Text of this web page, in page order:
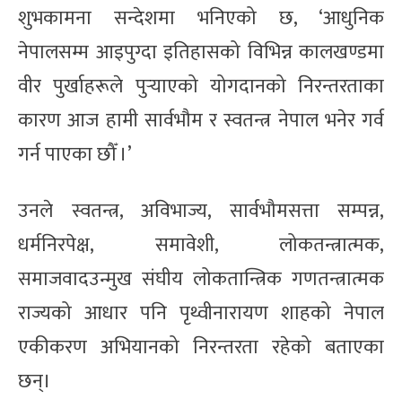
शुभकामना सन्देशमा भनिएको छ, ‘आधुनिक
नेपालसम्म आइपुग्दा इतिहासको विभिन्न कालखण्डमा
वीर पुर्खाहरूले पुर्‍याएको योगदानको निरन्तरताका
कारण आज हामी सार्वभौम र स्वतन्त्र नेपाल भनेर गर्व
गर्न पाएका छौँ ।’
उनले स्वतन्त्र, अविभाज्य, सार्वभौमसत्ता सम्पन्न,
धर्मनिरपेक्ष, समावेशी, लोकतन्त्रात्मक,
समाजवादउन्मुख संघीय लोकतान्त्रिक गणतन्त्रात्मक
राज्यको आधार पनि पृथ्वीनारायण शाहको नेपाल
एकीकरण अभियानको निरन्तरता रहेको बताएका
छन्।